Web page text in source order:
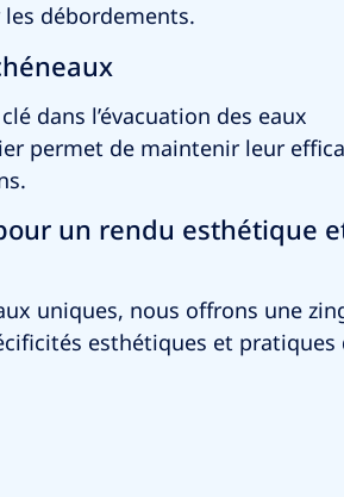
débordements.
dans l’évacuation des eaux
permet de maintenir leur
un rendu esthétique
uniques, nous offrons une
esthétiques et pratiques